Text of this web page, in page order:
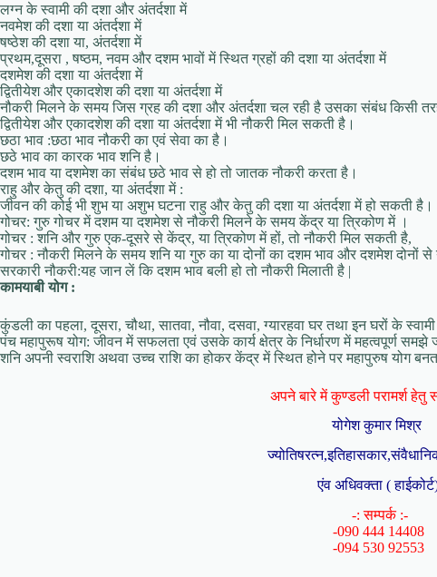
लग्न के स्वामी की दशा और अंतर्दशा में
नवमेश की दशा या अंतर्दशा में
षष्ठेश की दशा या, अंतर्दशा में
प्रथम,दूसरा , षष्ठम, नवम और दशम भावों में स्थित ग्रहों की दशा या अंतर्दशा में
दशमेश की दशा या अंतर्दशा में
द्वितीयेश और एकादशेश की दशा या अंतर्दशा में
नौकरी मिलने के समय जिस ग्रह की दशा और अंतर्दशा चल रही है उसका संबंध किसी
द्वितीयेश और एकादशेश की दशा या अंतर्दशा में भी नौकरी मिल सकती है।
छठा भाव :छठा भाव नौकरी का एवं सेवा का है।
छठे भाव का कारक भाव शनि है।
दशम भाव या दशमेश का संबंध छठे भाव से हो तो जातक नौकरी करता है।
राहु और केतु की दशा, या अंतर्दशा में :
जीवन की कोई भी शुभ या अशुभ घटना राहु और केतु की दशा या अंतर्दशा में हो सकती है।
गोचर: गुरु गोचर में दशम या दशमेश से नौकरी मिलने के समय केंद्र या त्रिकोण में ।
गोचर : शनि और गुरु एक-दूसरे से केंद्र, या त्रिकोण में हों, तो नौकरी मिल सकती है,
गोचर : नौकरी मिलने के समय शनि या गुरु का या दोनों का दशम भाव और दशमेश दोनों
सरकारी नौकरी:यह जान लें कि दशम भाव बली हो तो नौकरी मिलाती है |
कामयाबी योग :
कुंडली का पहला, दूसरा, चौथा, सातवा, नौवा, दसवा, ग्यारहवा घर तथा इन घरों के
पंच महापुरूष योग: जीवन में सफलता एवं उसके कार्य क्षेत्र के निर्धारण में महत्वपूर्ण
शनि अपनी स्वराशि अथवा उच्च राशि का होकर केंद्र में स्थित होने पर महापुरुष योग
अपने बारे में कुण्डली परामर्श हेतु
योगेश कुमार मिश्र
एंव अधिवक्ता (
-: सम्पर्क :-
-090 444 14408
-094 530 92553